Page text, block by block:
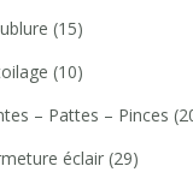
(15)
(10)
– Pattes – Pinces
éclair (29)